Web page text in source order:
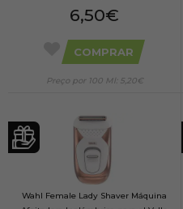
6,50€
COMPRAR
Preço por 100 Ml: 5,20€
Wahl Female Lady Shaver Máquina